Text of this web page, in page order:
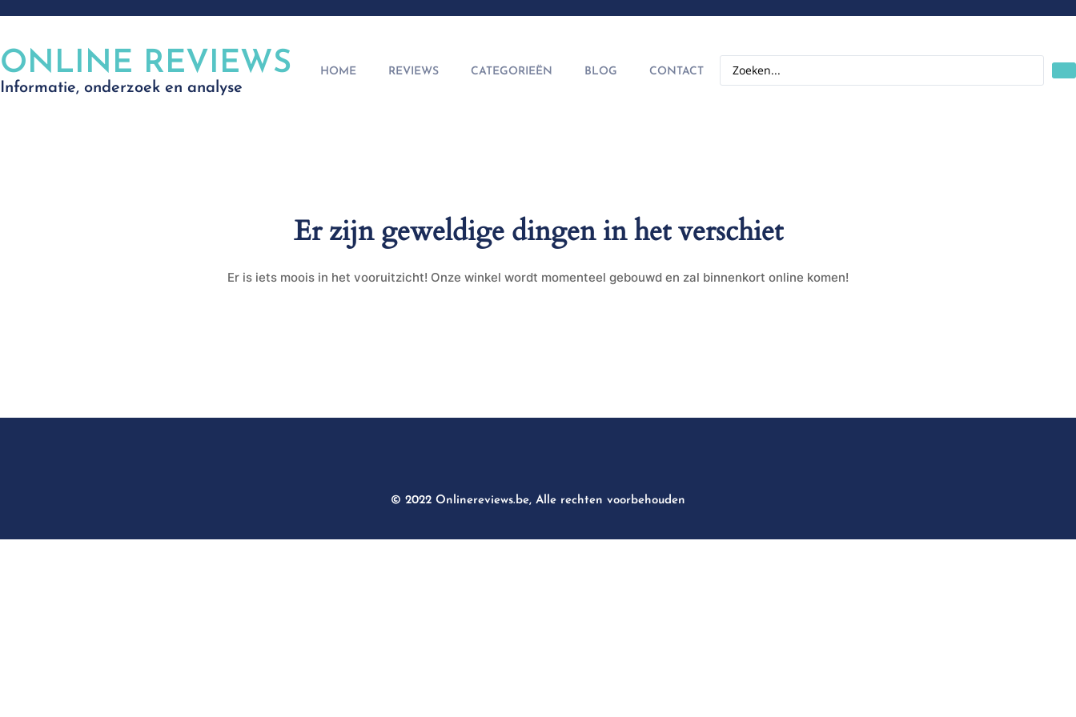
ONLINE REVIEWS
Informatie, onderzoek en analyse
HOME REVIEWS CATEGORIEËN BLOG CONTACT
Er zijn geweldige dingen in het verschiet
Er is iets moois in het vooruitzicht! Onze winkel wordt momenteel gebouwd en zal binnenkort online komen!
© 2022 Onlinereviews.be, Alle rechten voorbehouden